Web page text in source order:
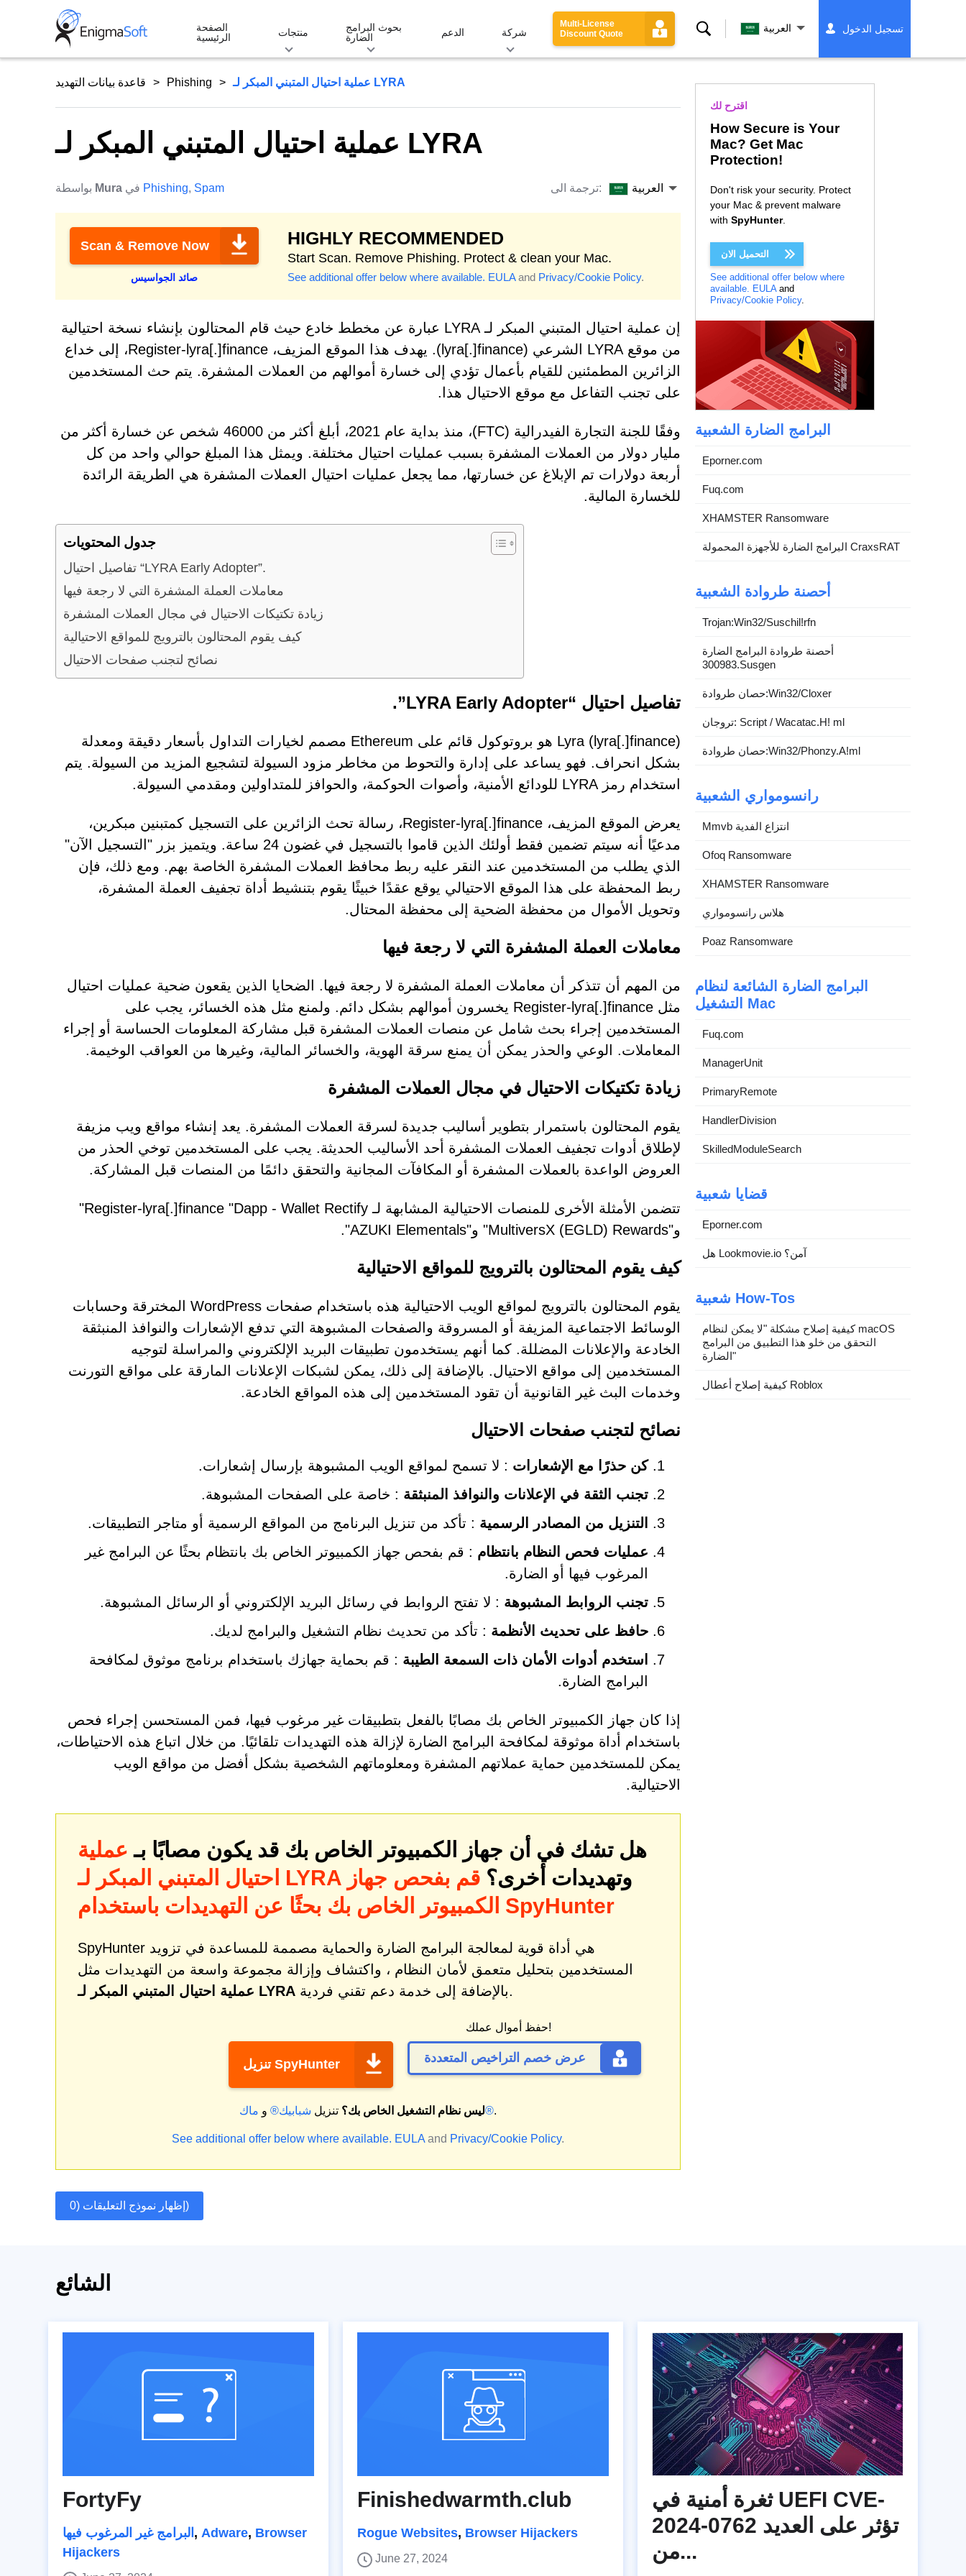
الصفحة
الرئيسية
منتجات
بحوث البرامج
الضارة
الدعم شركة
Multi-License
Discount Quote
بحث العربية تسجيل الدخول
قاعدة بيانات التهديد Phishing عملية احتيال المتبني المبكر لـ LYRA
عملية احتيال المتبني المبكر لـ LYRA
Mura Phishing, Spam ترجمة الى: العربية
Scan & Remove Now
صائد الجواسيس
HIGHLY RECOMMENDED
Start Scan. Remove Phishing. Protect & clean your Mac.
See additional offer below where available. EULAand Privacy/Cookie Policy.
إن عملية احتيال المتبني المبكر لـ LYRA عبارة عن مخطط خادع حيث قام المحتالون بإنشاء نسخة احتيالية
من موقع LYRA الشرعي (lyra[.]finance). يهدف هذا الموقع المزيف، Register-lyra[.]finance، إلى خداع
الزائرين المطمئنين للقيام بأعمال تؤدي إلى خسارة أموالهم من العملات المشفرة. يتم حث المستخدمين
على تجنب التفاعل مع موقع الاحتيال هذا.
وفقًا للجنة التجارة الفيدرالية (FTC)، منذ بداية عام 2021، أبلغ أكثر من 46000 شخص عن خسارة أكثر من
مليار دولار من العملات المشفرة بسبب عمليات احتيال مختلفة. ويمثل هذا المبلغ حوالي واحد من كل
أربعة دولارات تم الإبلاغ عن خسارتها، مما يجعل عمليات احتيال العملات المشفرة هي الطريقة الرائدة
للخسارة المالية.
جدول المحتويات
تفاصيل احتيال “LYRA Early Adopter”.
معاملات العملة المشفرة التي لا رجعة فيها
زيادة تكتيكات الاحتيال في مجال العملات المشفرة
كيف يقوم المحتالون بالترويج للمواقع الاحتيالية
نصائح لتجنب صفحات الاحتيال
تفاصيل احتيال “LYRA Early Adopter”.
Lyra (lyra[.]finance) هو بروتوكول قائم على Ethereum مصمم لخيارات التداول بأسعار دقيقة ومعدلة
بشكل انحراف. فهو يساعد على إدارة والتحوط من مخاطر مزود السيولة لتشجيع المزيد من السيولة. يتم
استخدام رمز LYRA للودائع الأمنية، وأصوات الحوكمة، والحوافز للمتداولين ومقدمي السيولة.
يعرض الموقع المزيف، Register-lyra[.]finance، رسالة تحث الزائرين على التسجيل كمتبنين مبكرين،
مدعيًا أنه سيتم تضمين فقط أولئك الذين قاموا بالتسجيل في غضون 24 ساعة. ويتميز بزر "التسجيل الآن"
الذي يطلب من المستخدمين عند النقر عليه ربط محافظ العملات المشفرة الخاصة بهم. ومع ذلك، فإن
ربط المحفظة على هذا الموقع الاحتيالي يوقع عقدًا خبيثًا يقوم بتنشيط أداة تجفيف العملة المشفرة،
وتحويل الأموال من محفظة الضحية إلى محفظة المحتال.
معاملات العملة المشفرة التي لا رجعة فيها
من المهم أن تتذكر أن معاملات العملة المشفرة لا رجعة فيها. الضحايا الذين يقعون ضحية عمليات احتيال
مثل Register-lyra[.]finance يخسرون أموالهم بشكل دائم. ولمنع مثل هذه الخسائر، يجب على
المستخدمين إجراء بحث شامل عن منصات العملات المشفرة قبل مشاركة المعلومات الحساسة أو إجراء
المعاملات. الوعي والحذر يمكن أن يمنع سرقة الهوية، والخسائر المالية، وغيرها من العواقب الوخيمة.
زيادة تكتيكات الاحتيال في مجال العملات المشفرة
يقوم المحتالون باستمرار بتطوير أساليب جديدة لسرقة العملات المشفرة. يعد إنشاء مواقع ويب مزيفة
لإطلاق أدوات تجفيف العملات المشفرة أحد الأساليب الحديثة. يجب على المستخدمين توخي الحذر من
العروض الواعدة بالعملات المشفرة أو المكافآت المجانية والتحقق دائمًا من المنصات قبل المشاركة.
تتضمن الأمثلة الأخرى للمنصات الاحتيالية المشابهة لـ Register-lyra[.]finance "Dapp - Wallet Rectify"
و"MultiversX (EGLD) Rewards" و"AZUKI Elementals".
كيف يقوم المحتالون بالترويج للمواقع الاحتيالية
يقوم المحتالون بالترويج لمواقع الويب الاحتيالية هذه باستخدام صفحات WordPress المخترقة وحسابات
الوسائط الاجتماعية المزيفة أو المسروقة والصفحات المشبوهة التي تدفع الإشعارات والنوافذ المنبثقة
الخادعة والإعلانات المضللة. كما أنهم يستخدمون تطبيقات البريد الإلكتروني والمراسلة لتوجيه
المستخدمين إلى مواقع الاحتيال. بالإضافة إلى ذلك، يمكن لشبكات الإعلانات المارقة على مواقع التورنت
وخدمات البث غير القانونية أن تقود المستخدمين إلى هذه المواقع الخادعة.
نصائح لتجنب صفحات الاحتيال
كن حذرًا مع الإشعارات : لا تسمح لمواقع الويب المشبوهة بإرسال إشعارات.
تجنب الثقة في الإعلانات والنوافذ المنبثقة : خاصة على الصفحات المشبوهة.
التنزيل من المصادر الرسمية : تأكد من تنزيل البرنامج من المواقع الرسمية أو متاجر التطبيقات.
عمليات فحص النظام بانتظام : قم بفحص جهاز الكمبيوتر الخاص بك بانتظام بحثًا عن البرامج غير
المرغوب فيها أو الضارة.
تجنب الروابط المشبوهة : لا تفتح الروابط في رسائل البريد الإلكتروني أو الرسائل المشبوهة.
حافظ على تحديث الأنظمة : تأكد من تحديث نظام التشغيل والبرامج لديك.
استخدم أدوات الأمان ذات السمعة الطيبة : قم بحماية جهازك باستخدام برنامج موثوق لمكافحة
البرامج الضارة.
إذا كان جهاز الكمبيوتر الخاص بك مصابًا بالفعل بتطبيقات غير مرغوب فيها، فمن المستحسن إجراء فحص
باستخدام أداة موثوقة لمكافحة البرامج الضارة لإزالة هذه التهديدات تلقائيًا. من خلال اتباع هذه الاحتياطات،
يمكن للمستخدمين حماية عملاتهم المشفرة ومعلوماتهم الشخصية بشكل أفضل من مواقع الويب
الاحتيالية.
هل تشك في أن جهاز الكمبيوتر الخاص بك قد يكون مصابًا بـ عملية
احتيال المتبني المبكر لـ LYRA
وتهديدات أخرى؟ قم بفحص جهاز
الكمبيوتر الخاص بك بحثًا عن التهديدات باستخدام SpyHunter
SpyHunter هي أداة قوية لمعالجة البرامج الضارة والحماية مصممة للمساعدة في تزويد
المستخدمين بتحليل متعمق لأمان النظام ، واكتشاف وإزالة مجموعة واسعة من التهديدات مثل
عملية احتيال المتبني المبكر لـ LYRA
بالإضافة إلى خدمة دعم تقني فردية.
تنزيل SpyHunter
حفظ أموال عملك!
عرض خصم التراخيص المتعددة
ليس نظام التشغيل الخاص بك؟ تنزيل شبابيك® و ماك®.
See additional offer below where available. EULA and Privacy/Cookie Policy.
إظهار نموذج التعليقات (0)
اقترح لك
How Secure is Your
Mac? Get Mac
Protection!
Don't risk your security. Protect
your Mac & prevent malware
with SpyHunter.
التحميل الان
See additional offer below where
available. EULAand
Privacy/Cookie Policy.
البرامج الضارة الشعبية
Eporner.com
Fuq.com
XHAMSTER Ransomware
البرامج الضارة للأجهزة المحمولة CraxsRAT
أحصنة طروادة الشعبية
Trojan:Win32/Suschil!rfn
أحصنة طروادة البرامج الضارة
300983.Susgen
حصان طروادة:Win32/Cloxer
تروجان: Script / Wacatac.H! ml
حصان طروادة:Win32/Phonzy.A!ml
رانسومواري الشعبية
Mmvb انتزاع الفدية
Ofoq Ransomware
XHAMSTER Ransomware
هلاس رانسومواري
Poaz Ransomware
البرامج الضارة الشائعة لنظام
التشغيل Mac
Fuq.com
ManagerUnit
PrimaryRemote
HandlerDivision
SkilledModuleSearch
قضايا شعبية
Eporner.com
هل Lookmovie.io آمن؟
شعبية How-Tos
كيفية إصلاح مشكلة "لا يمكن لنظام macOS
التحقق من خلو هذا التطبيق من البرامج
الضارة"
كيفية إصلاح أعطال Roblox
الشائع
FortyFy
البرامج غير المرغوب فيها , Adware, Browser
Hijackers
Finishedwarmth.club
Rogue Websites, Browser Hijackers
June 27, 2024
ثغرة أمنية في UEFI CVE-
2024-0762 تؤثر على العديد
من...